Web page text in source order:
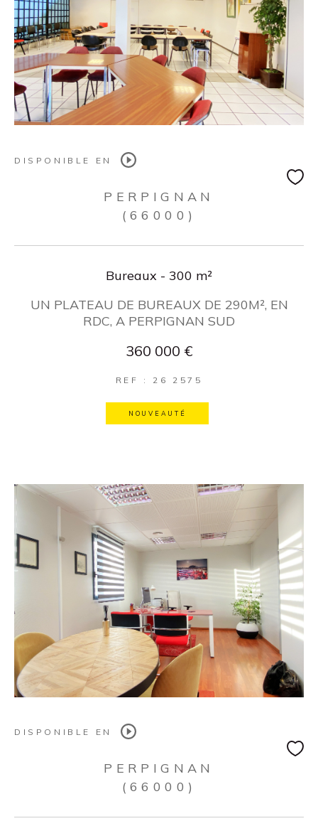
DISPONIBLE EN
PERPIGNAN
(66000)
Bureaux - 300 m²
UN PLATEAU DE BUREAUX DE 290M², EN
RDC, A PERPIGNAN SUD
360 000 €
REF : 26 2575
NOUVEAUTÉ
DISPONIBLE EN
PERPIGNAN
(66000)